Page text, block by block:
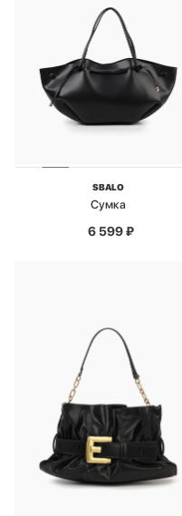
SBALO
Сумка
6 599₽